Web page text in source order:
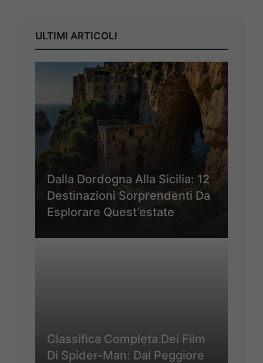
ULTIMI ARTICOLI
Dalla Dordogna Alla Sicilia: 12
Destinazioni Sorprendenti Da
Esplorare Quest’estate
Classifica Completa Dei Film
Di Spider-Man: Dal Peggiore